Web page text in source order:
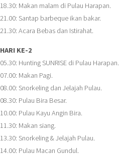
18.30: Makan malam di Pulau Harapan.
21.00: Santap barbeque ikan bakar.
21.30: Acara Bebas dan Istirahat.
HARI KE-2
05.30: Hunting SUNRISE di Pulau Harapan.
07.00: Makan Pagi.
08.00: Snorkeling dan Jelajah Pulau.
08.30: Pulau Bira Besar.
10.00: Pulau Kayu Angin Bira.
11.30: Makan siang.
13.30: Snorkeling & Jelajah Pulau.
14.00: Pulau Macan Gundul.